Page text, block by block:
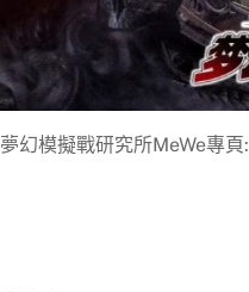
夢幻模擬戰研究所MeWe專